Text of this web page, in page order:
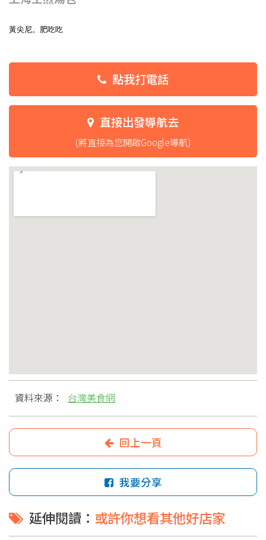
黃尖尼。肥吃吃
點我打電話
直接出發導航去
(將直接為您開啟Google導航)
資料來源： 台灣美食網
回上一頁
我要分享
延伸閱讀： 或許你想看其他好店家